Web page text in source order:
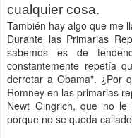
cualquier cosa.
También hay algo que me
Durante las Primarias
sabemos es de
constantemente repetía
derrotar a Obama". ¿Por
Romney en las primarias
Newt Gingrich, que no
porque no se queda